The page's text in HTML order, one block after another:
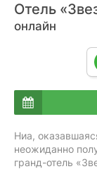
Отель
онлайн
Ниа,
неожиданно
гранд-отель